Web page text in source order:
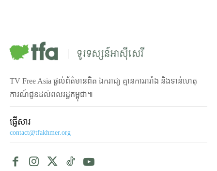
TV Free Asia ផ្ដល់ព័ត៌មានពិត ឯករាជ្យ គ្មានការរារាំង និងទាន់ហេតុ
ការណ៍ជូនដល់ពលរដ្ឋកម្ពុជា៕
ផ្ញើសារ
contact@tfakhmer.org